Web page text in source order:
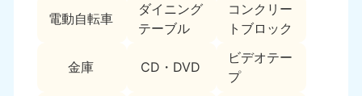
電動自転車
ダイニング
テーブル
コンクリー
トブロック
金庫 CD・DVD
ビデオテー
プ
栃木県
050-1881-5270
茨城県
050-1881-5269
9:00〜19:00 年中無休